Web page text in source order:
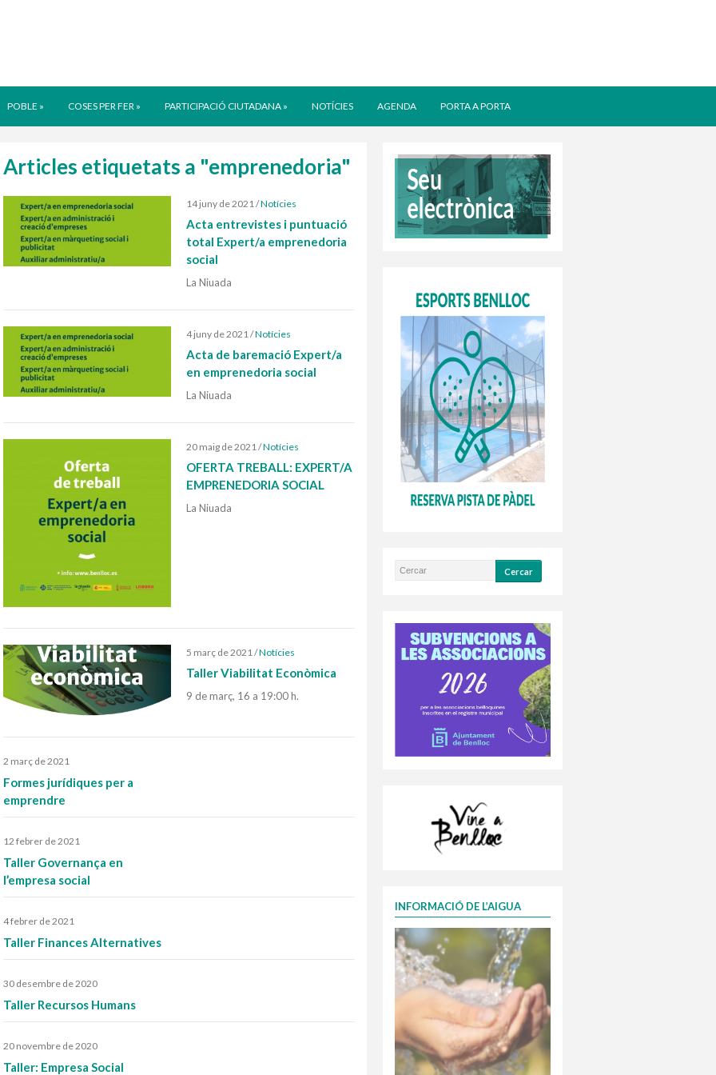
POBLE » COSES PER FER » PARTICIPACIÓ CIUTADANA » NOTÍCIES AGENDA PORTA A PORTA
Articles etiquetats a "emprenedoria"
14 juny de 2021/Notícies
Acta entrevistes i puntuació
total Expert/a emprenedoria
social
La Niuada
4 juny de 2021/Notícies
Acta de baremació Expert/a
en emprenedoria social
La Niuada
20 maig de 2021/Notícies
OFERTA TREBALL: EXPERT/A
EMPRENEDORIA SOCIAL
La Niuada
5 març de 2021/Notícies
Taller Viabilitat Econòmica
9 de març, 16 a 19:00 h.
2 març de 2021
Formes jurídiques per a
emprendre
12 febrer de 2021
Taller Governança en
l’empresa social
4 febrer de 2021
Taller Finances Alternatives
30 desembre de 2020
Taller Recursos Humans
20 novembre de 2020
Taller: Empresa Social
INFORMACIÓ DE L’AIGUA